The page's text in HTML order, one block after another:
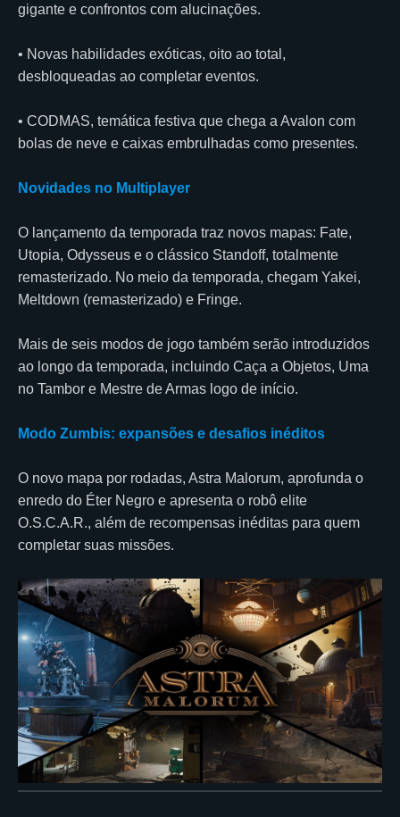
gigante e confrontos com alucinações.
• Novas habilidades exóticas, oito ao total,
desbloqueadas ao completar eventos.
• CODMAS, temática festiva que chega a Avalon com
bolas de neve e caixas embrulhadas como presentes.
Novidades no Multiplayer
O lançamento da temporada traz novos mapas: Fate,
Utopia, Odysseus e o clássico Standoff, totalmente
remasterizado. No meio da temporada, chegam Yakei,
Meltdown (remasterizado) e Fringe.
Mais de seis modos de jogo também serão introduzidos
ao longo da temporada, incluindo Caça a Objetos, Uma
no Tambor e Mestre de Armas logo de início.
Modo Zumbis: expansões e desafios inéditos
O novo mapa por rodadas, Astra Malorum, aprofunda o
enredo do Éter Negro e apresenta o robô elite
O.S.C.A.R., além de recompensas inéditas para quem
completar suas missões.